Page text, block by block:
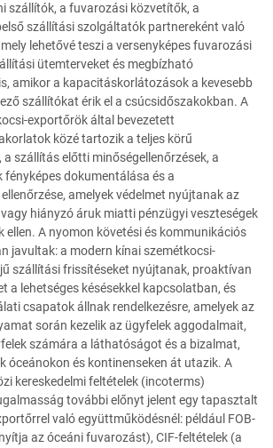
szállítók, a fuvarozási közvetítők, a
szállítási szolgáltatók partnereként való
lehetővé teszi a versenyképes fuvarozási
ütemterveket és megbízható
amikor a kapacitáskorlátozások a kevesebb
szállítókat érik el a csúcsidőszakokban. A
exportőrök által bevezetett
közé tartozik a teljes körű
szállítás előtti minőségellenőrzések, a
dokumentálása és a
amelyek védelmet nyújtanak az
hiányzó áruk miatti pénzügyi veszteségek
ellen. A nyomon követési és kommunikációs
javultak: a modern kínai szemétkocsi-
szállítási frissítéseket nyújtanak, proaktívan
a lehetséges késésekkel kapcsolatban, és
csapatok állnak rendelkezésre, amelyek az
során kezelik az ügyfelek aggodalmait,
számára a láthatóságot és a bizalmat,
óceánokon és kontinenseken át utazik. A
kereskedelmi feltételek (incoterms)
további előnyt jelent egy tapasztalt
való együttműködésnél: például FOB-
az óceáni fuvarozást), CIF-feltételek (a